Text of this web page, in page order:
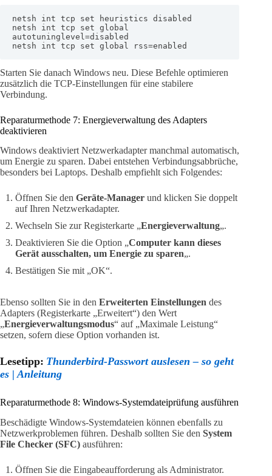
netsh int tcp set heuristics disabled
netsh int tcp set global
autotuninglevel=disabled
netsh int tcp set global rss=enabled
Starten Sie danach Windows neu. Diese Befehle optimieren
zusätzlich die TCP-Einstellungen für eine stabilere
Verbindung.
Reparaturmethode 7: Energieverwaltung des Adapters
deaktivieren
Windows deaktiviert Netzwerkadapter manchmal automatisch,
um Energie zu sparen. Dabei entstehen Verbindungsabbrüche,
besonders bei Laptops. Deshalb empfiehlt sich Folgendes:
Öffnen Sie den Geräte-Manager und klicken Sie doppelt
auf Ihren Netzwerkadapter.
Wechseln Sie zur Registerkarte „Energieverwaltung„.
Deaktivieren Sie die Option „Computer kann dieses
Gerät ausschalten, um Energie zu sparen„.
Bestätigen Sie mit „OK“.
Ebenso sollten Sie in den Erweiterten Einstellungen des
Adapters (Registerkarte „Erweitert“) den Wert
„Energieverwaltungsmodus“ auf „Maximale Leistung“
setzen, sofern diese Option vorhanden ist.
Lesetipp: Thunderbird-Passwort auslesen – so geht
es | Anleitung
Reparaturmethode 8: Windows-Systemdateiprüfung ausführen
Beschädigte Windows-Systemdateien können ebenfalls zu
Netzwerkproblemen führen. Deshalb sollten Sie den System
File Checker (SFC) ausführen:
Öffnen Sie die Eingabeaufforderung als Administrator.